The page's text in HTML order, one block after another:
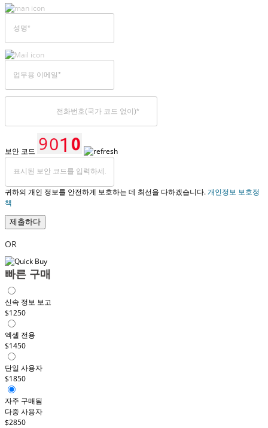
보안 코드
귀하의 개인 정보를 안전하게 보호하는 데 최선을 다하겠습니다.개인정보 보호정
책
제출하다
OR
빠른 구매
신속 정보 보고
$1250
엑셀 전용
$1450
단일 사용자
$1850
자주 구매됨
다중 사용자
$2850